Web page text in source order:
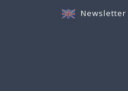
Newsletter